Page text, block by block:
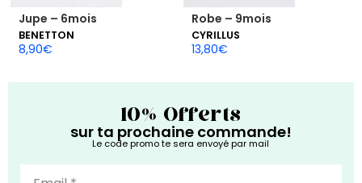
Jupe – 6mois
BENETTON
8,90€
Robe – 9mois
CYRILLUS
13,80€
10% Offerts
sur ta prochaine commande!
Le code promo te sera envoyé par mail